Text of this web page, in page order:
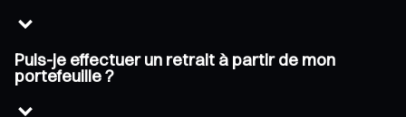
Puis-je effectuer un retrait à partir de mon
portefeuille ?